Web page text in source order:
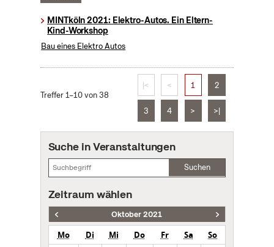
MINTköln 2021: Elektro-Autos. Ein Eltern-
Kind-Workshop
Bau eines Elektro Autos
Treffer 1–10 von 38
|< < 1 2
3 4 > >|
Suche in Veranstaltungen
Suchen
Zeitraum wählen
Oktober 2021
Mo Di Mi Do Fr Sa
So